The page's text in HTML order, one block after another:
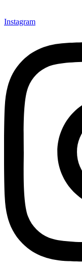
Instagram